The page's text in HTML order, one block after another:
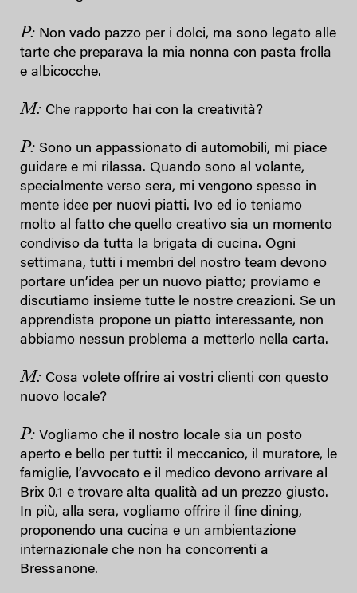
P: Non vado pazzo per i dolci, ma sono legato alle
tarte che preparava la mia nonna con pasta frolla
e albicocche.
M: Che rapporto hai con la creatività?
P: Sono un appassionato di automobili, mi piace
guidare e mi rilassa. Quando sono al volante,
specialmente verso sera, mi vengono spesso in
mente idee per nuovi piatti. Ivo ed io teniamo
molto al fatto che quello creativo sia un momento
condiviso da tutta la brigata di cucina. Ogni
settimana, tutti i membri del nostro team devono
portare un’idea per un nuovo piatto; proviamo e
discutiamo insieme tutte le nostre creazioni. Se un
apprendista propone un piatto interessante, non
abbiamo nessun problema a metterlo nella carta.
M: Cosa volete offrire ai vostri clienti con questo
nuovo locale?
P: Vogliamo che il nostro locale sia un posto
aperto e bello per tutti: il meccanico, il muratore, le
famiglie, l’avvocato e il medico devono arrivare al
Brix 0.1 e trovare alta qualità ad un prezzo giusto.
In più, alla sera, vogliamo offrire il fine dining,
proponendo una cucina e un ambientazione
internazionale che non ha concorrenti a
Bressanone.